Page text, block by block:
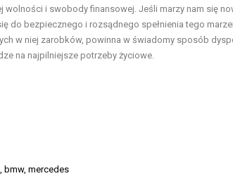
i swobody finansowej. Jeśli marzy nam się
do bezpiecznego i rozsądnego spełnienia tego
w niej zarobków, powinna w świadomy sposób
na najpilniejsze potrzeby życiowe.
, bmw, mercedes